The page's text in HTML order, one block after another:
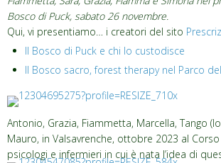
Bosco di Puck, sabato 26 novembre.
Qui, vi presentiamo… i creatori del sito
Il Bosco di Puck e chi lo custodisce
Il Bosco sacro, forest therapy nel Parco
Antonio, Grazia, Fiammetta, Marcella, Tango
Mauro, in Valsavrenche, ottobre 2023 al
psicologi e infermieri in cui è nata l’idea di